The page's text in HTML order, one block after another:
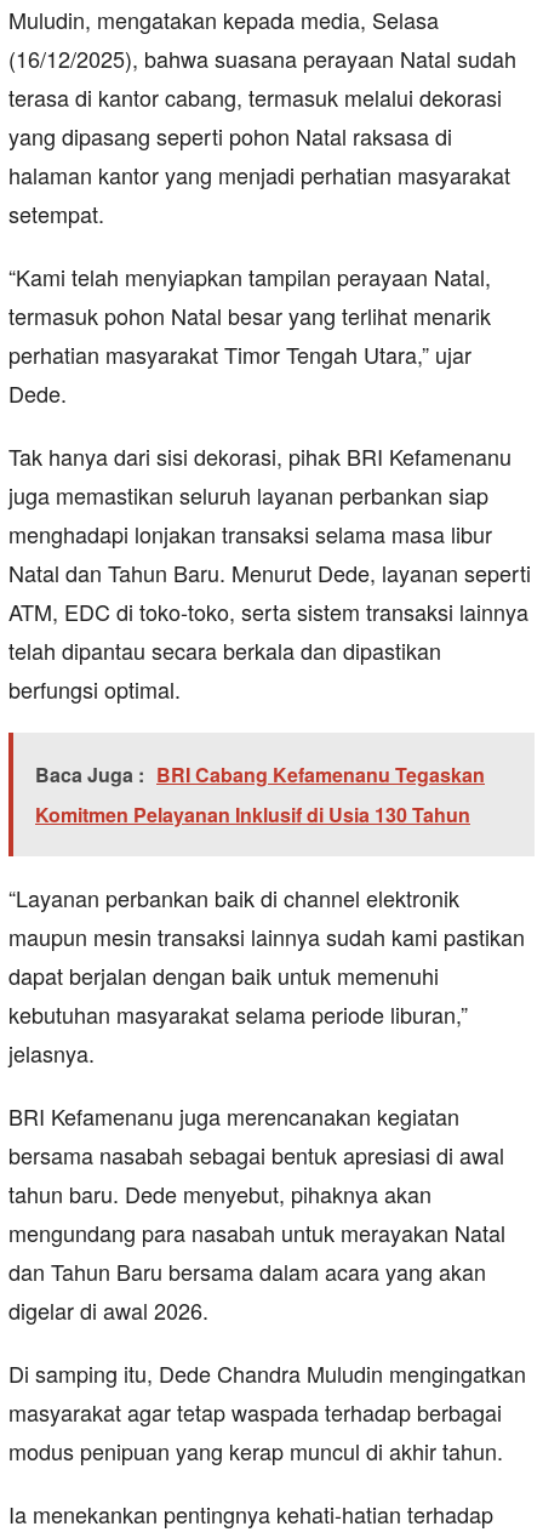
Muludin, mengatakan kepada media, Selasa
(16/12/2025), bahwa suasana perayaan Natal sudah
terasa di kantor cabang, termasuk melalui dekorasi
yang dipasang seperti pohon Natal raksasa di
halaman kantor yang menjadi perhatian masyarakat
setempat.
“Kami telah menyiapkan tampilan perayaan Natal,
termasuk pohon Natal besar yang terlihat menarik
perhatian masyarakat Timor Tengah Utara,” ujar
Dede.
Tak hanya dari sisi dekorasi, pihak BRI Kefamenanu
juga memastikan seluruh layanan perbankan siap
menghadapi lonjakan transaksi selama masa libur
Natal dan Tahun Baru. Menurut Dede, layanan seperti
ATM, EDC di toko-toko, serta sistem transaksi lainnya
telah dipantau secara berkala dan dipastikan
berfungsi optimal.
Baca Juga : BRI Cabang Kefamenanu Tegaskan
Komitmen Pelayanan Inklusif di Usia 130 Tahun
“Layanan perbankan baik di channel elektronik
maupun mesin transaksi lainnya sudah kami pastikan
dapat berjalan dengan baik untuk memenuhi
kebutuhan masyarakat selama periode liburan,”
jelasnya.
BRI Kefamenanu juga merencanakan kegiatan
bersama nasabah sebagai bentuk apresiasi di awal
tahun baru. Dede menyebut, pihaknya akan
mengundang para nasabah untuk merayakan Natal
dan Tahun Baru bersama dalam acara yang akan
digelar di awal 2026.
Di samping itu, Dede Chandra Muludin mengingatkan
masyarakat agar tetap waspada terhadap berbagai
modus penipuan yang kerap muncul di akhir tahun.
Ia menekankan pentingnya kehati-hatian terhadap